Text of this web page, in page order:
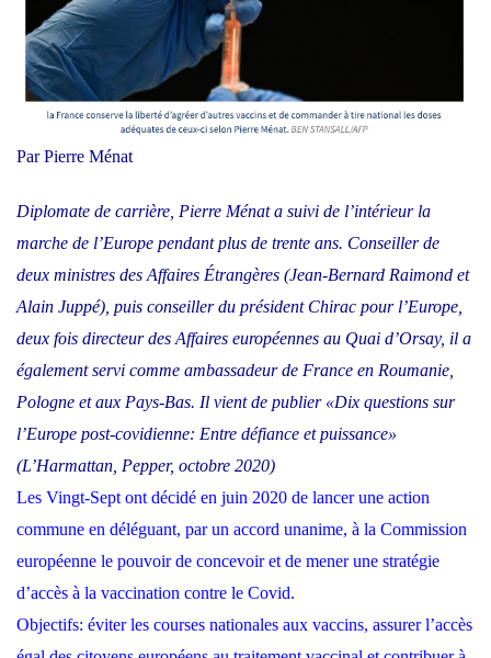
Par Pierre Ménat
Diplomate de carrière, Pierre Ménat a suivi de l’intérieur la
marche de l’Europe pendant plus de trente ans. Conseiller de
deux ministres des Affaires Étrangères (Jean-Bernard Raimond et
Alain Juppé), puis conseiller du président Chirac pour l’Europe,
deux fois directeur des Affaires européennes au Quai d’Orsay, il a
également servi comme ambassadeur de France en Roumanie,
Pologne et aux Pays-Bas. Il vient de publier «Dix questions sur
l’Europe post-covidienne: Entre défiance et puissance»
(L’Harmattan, Pepper, octobre 2020)
Les Vingt-Sept ont décidé en juin 2020 de lancer une action
commune en déléguant, par un accord unanime, à la Commission
européenne le pouvoir de concevoir et de mener une stratégie
d’accès à la vaccination contre le Covid.
Objectifs: éviter les courses nationales aux vaccins, assurer l’accès